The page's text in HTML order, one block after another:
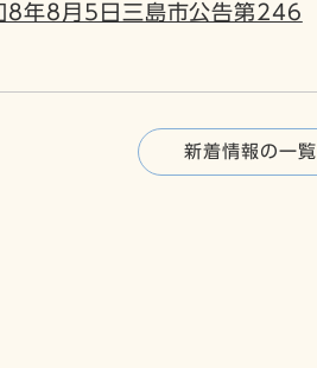
8年8月5日三島市公告第246
新着情報の一覧